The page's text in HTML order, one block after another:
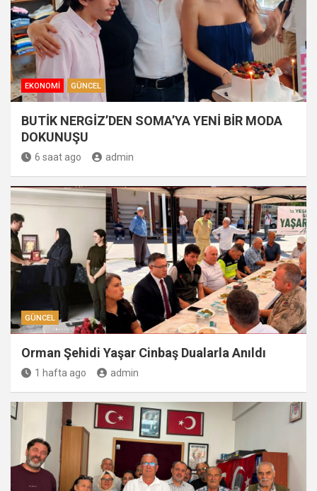
EKONOMI GÜNCEL
BUTİK NERGİZ’DEN SOMA’YA YENİ BİR MODA
DOKUNUŞU
6 saat ago admin
GÜNCEL
Orman Şehidi Yaşar Cinbaş Dualarla Anıldı
1 hafta ago admin